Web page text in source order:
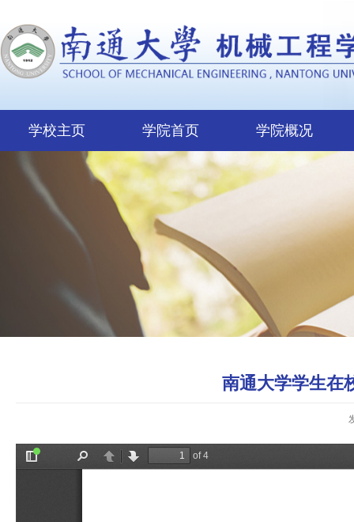
学校主页 学院首页 学院概况
南通大学学生在